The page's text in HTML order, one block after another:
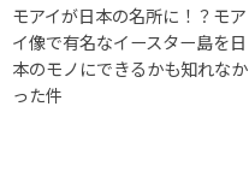
モアイが日本の名所に！？モア
イ像で有名なイースター島を日
本のモノにできるかも知れなか
った件